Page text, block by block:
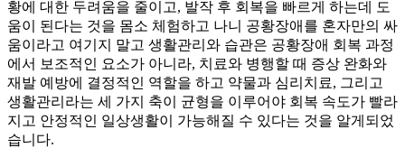
황에 대한 두려움을 줄이고, 발작 후 회복을 빠르게 하는데 도
움이 된다는 것을 몸소 체험하고 나니 공황장애를 혼자만의 싸
움이라고 여기지 말고 생활관리와 습관은 공황장애 회복 과정
에서 보조적인 요소가 아니라, 치료와 병행할 때 증상 완화와
재발 예방에 결정적인 역할을 하고 약물과 심리치료, 그리고
생활관리라는 세 가지 축이 균형을 이루어야 회복 속도가 빨라
지고 안정적인 일상생활이 가능해질 수 있다는 것을 알게되었
습니다.